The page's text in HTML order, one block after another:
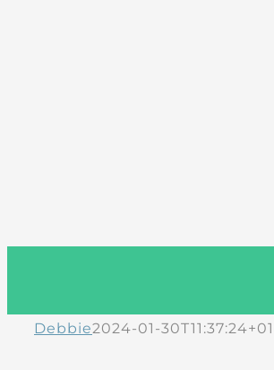
Debbie2024-01-